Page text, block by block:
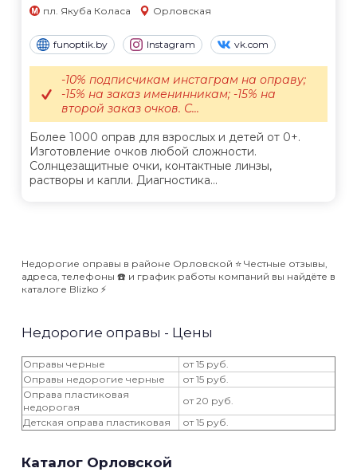
пл. Якуба Коласа Орловская
funoptik.by Instagram vk.com
Более 1000 оправ для взрослых и детей от 0+.
Изготовление очков любой сложности.
Солнцезащитные очки, контактные линзы,
растворы и капли. Диагностика...
-10% подписчикам инстаграм на оправу;
-15% на заказ именинникам; -15% на
второй заказ очков. С...
Недорогие оправы в районе Орловской ⭐️ Честные отзывы,
адреса, телефоны ☎️ и график работы компаний вы найдёте в
каталоге Blizko ⚡️
Недорогие оправы - Цены
Оправы черные
от 15 руб.
Оправы недорогие черные
от 15 руб.
Оправа пластиковая
недорогая
от 20 руб.
Детская оправа пластиковая
от 15 руб.
Каталог Орловской